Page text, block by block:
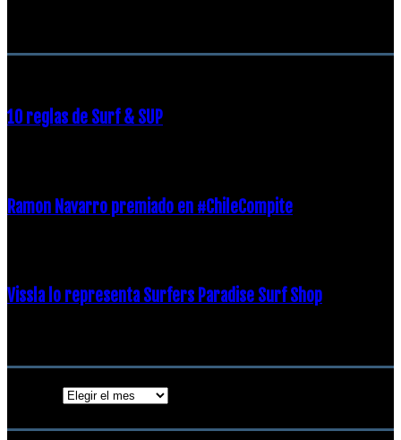
10 reglas de Surf & SUP
Ramon Navarro premiado en #ChileCompite
Vissla lo representa Surfers Paradise Surf Shop